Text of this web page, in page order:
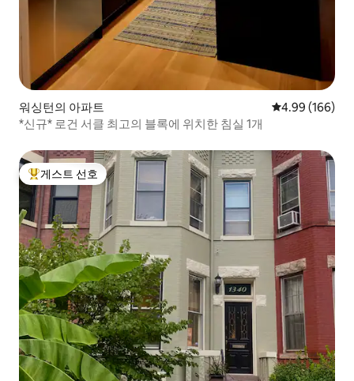
워싱턴의 아파트 평점 4.99점(5
4.99 (166)
*신규* 로건 서클 최고의 블록에 위치한 침실 1개
상위 게스트 선호
게스트 선호